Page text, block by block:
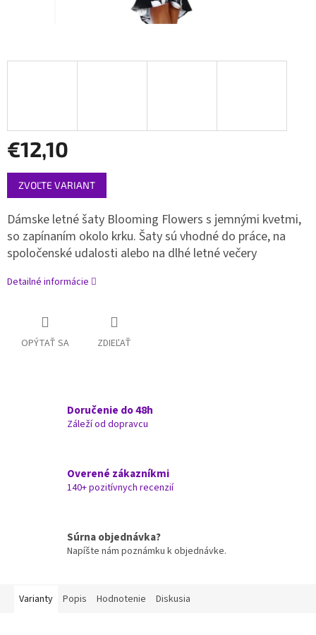
€12,10
Jednotková
cena:
ZVOĽTE VARIANT
Dámske letné šaty Blooming Flowers s jemnými kvetmi,
so zapínaním okolo krku. Šaty sú vhodné do práce, na
spoločenské udalosti alebo na dlhé letné večery
Detailné informácie
OPÝTAŤ SA ZDIEĽAŤ
Doručenie do 48h
Záleží od dopravcu
Overené zákazníkmi
140+ pozitívnych recenzií
Súrna objednávka?
Napíšte nám poznámku k objednávke.
Varianty Popis Hodnotenie Diskusia